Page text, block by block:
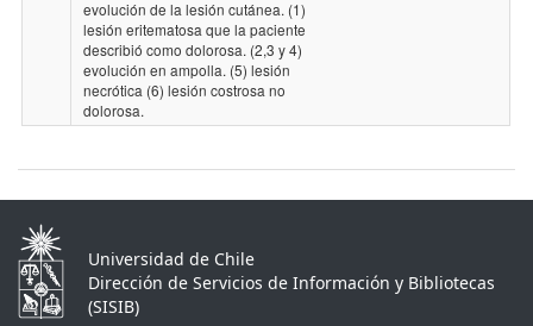
evolución de la lesión cutánea. (1)
lesión eritematosa que la paciente
describió como dolorosa. (2,3 y 4)
evolución en ampolla. (5) lesión
necrótica (6) lesión costrosa no
dolorosa.
Universidad de Chile
Dirección de Servicios de Información y Bibliotecas
(SISIB)